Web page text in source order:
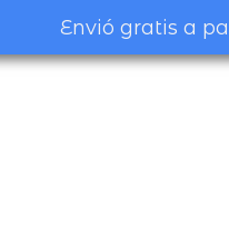
Envió gratis a